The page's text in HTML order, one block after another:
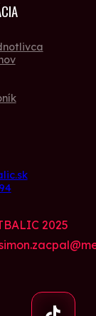
2025